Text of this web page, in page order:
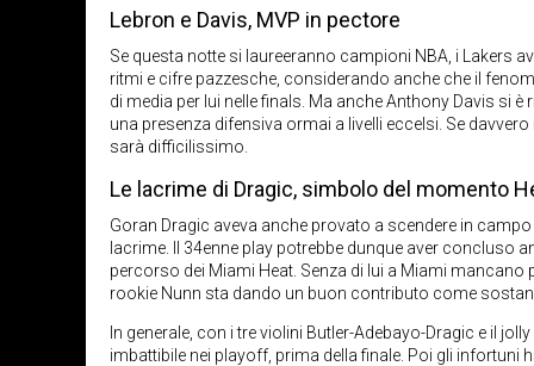
Lebron e Davis, MVP in pectore
Se questa notte si laureeranno campioni NBA, i Lakers
ritmi e cifre pazzesche, considerando anche che il
di media per lui nelle finals. Ma anche Anthony Davis si
una presenza difensiva ormai a livelli eccelsi. Se
sarà difficilissimo.
Le lacrime di Dragic, simbolo del momento
Goran Dragic aveva anche provato a scendere in
lacrime. Il 34enne play potrebbe dunque aver concluso
percorso dei Miami Heat. Senza di lui a Miami mancano
rookie Nunn sta dando un buon contributo come
In generale, con i tre violini Butler-Adebayo-Dragic e il
imbattibile nei playoff, prima della finale. Poi gli